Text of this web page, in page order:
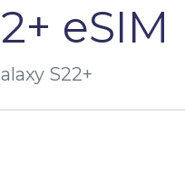
eSIM
S22+